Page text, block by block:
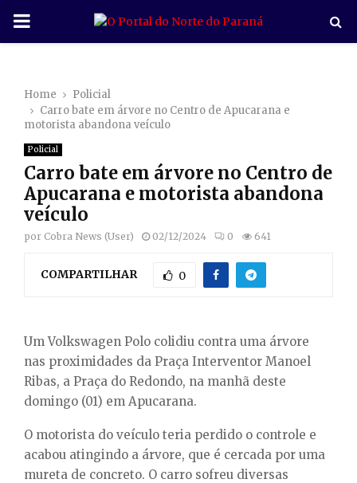
P
M
A
R
E
N
U
Home
Policial
Carro bate em árvore no Centro de Apucarana e
motorista abandona veículo
Policial
Carro bate em árvore no Centro de
Apucarana e motorista abandona
veículo
por Cobra News (User) 02/12/2024 0 641
COMPARTILHAR 0
Um Volkswagen Polo colidiu contra uma árvore
nas proximidades da Praça Interventor Manoel
Ribas, a Praça do Redondo, na manhã deste
domingo (01) em Apucarana.
O motorista do veículo teria perdido o controle e
acabou atingindo a árvore, que é cercada por uma
mureta de concreto. O carro sofreu diversas